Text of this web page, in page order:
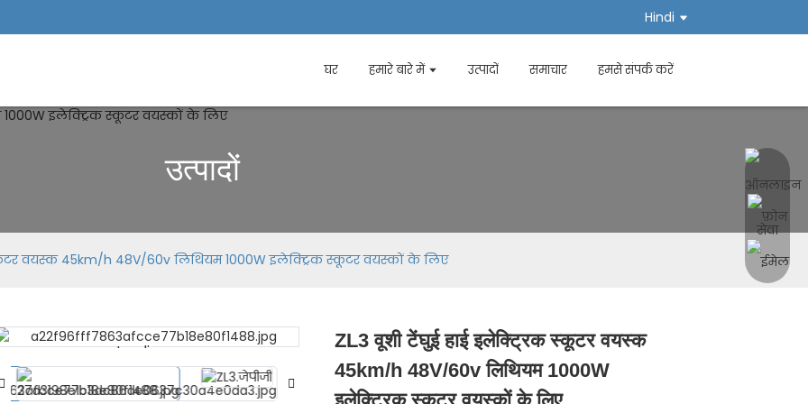
Hindi
घर हमारे बारे में उत्पादों समाचार हमसे संपर्क करें
उत्पादों
वयस्क 45km/h 48V/60v लिथियम 1000W इलेक्ट्रिक स्कूटर वयस्कों के लिए
Loading...
Loading... Loading...
Loading...
ZL3 वूशी टेंघुई हाई इलेक्ट्रिक स्कूटर वयस्क
45km/h 48V/60v लिथियम 1000W